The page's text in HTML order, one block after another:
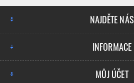
NAJDĚTE NÁS
INFORMACE
MŮJ ÚČET